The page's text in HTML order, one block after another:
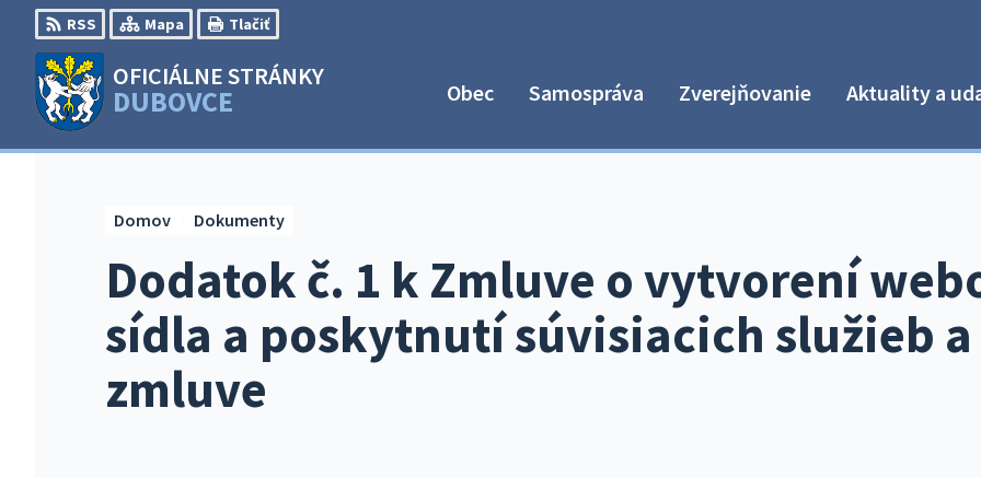
Preskočiť
na
obsah
RSS Mapa Tlačiť
OFICIÁLNE STRÁNKY
DUBOVCE Obec Samospráva Zverejňovanie Aktuality a
Dodatok č. 1 k Zmluve o vytvorení
sídla a poskytnutí súvisiacich služieb
zmluve
Domov Dokumenty